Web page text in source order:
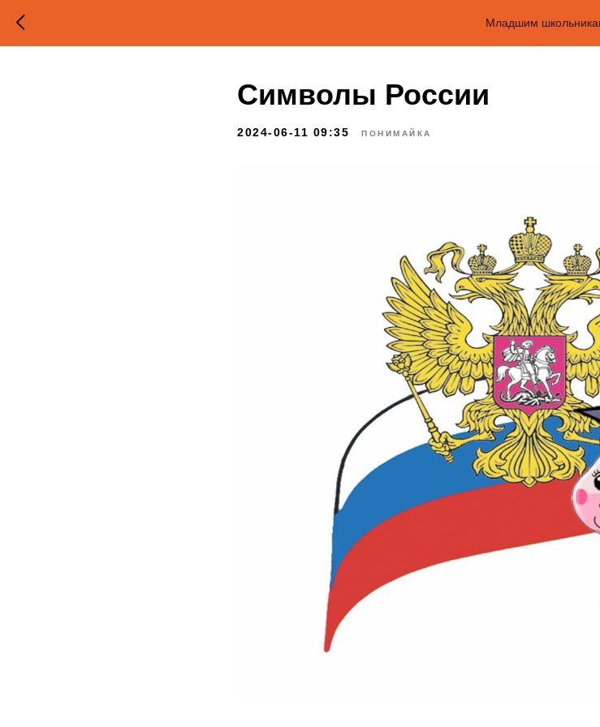
Младшим
Символы России
2024-06-11 09:35 ПОНИМАЙКА